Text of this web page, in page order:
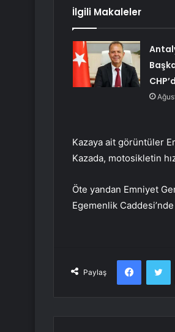
İlgili Makaleler
Kazaya ait görüntüler
Kazada, motosikletin
Öte yandan Emniyet
Egemenlik
Paylaş